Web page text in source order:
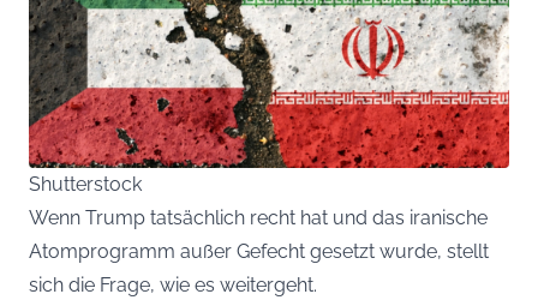
Shutterstock
Wenn Trump tatsächlich recht hat und das iranische
Atomprogramm außer Gefecht gesetzt wurde, stellt
sich die Frage, wie es weitergeht.